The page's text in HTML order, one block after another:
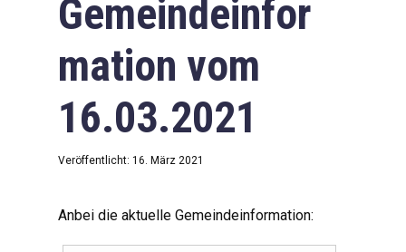
Gemeindeamt
Gemeinderat
Bildung
Vereine
Gemeindeinfor
mation vom
16.03.2021
Veröffentlicht: 16. März 2021
Anbei die aktuelle Gemeindeinformation: